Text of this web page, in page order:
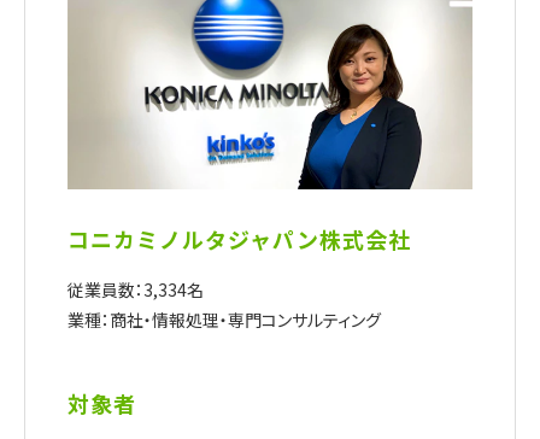
コニカミノルタジャパン株式会社
従業員数：3,334名
業種：商社・情報処理・専門コンサルティング
対象者